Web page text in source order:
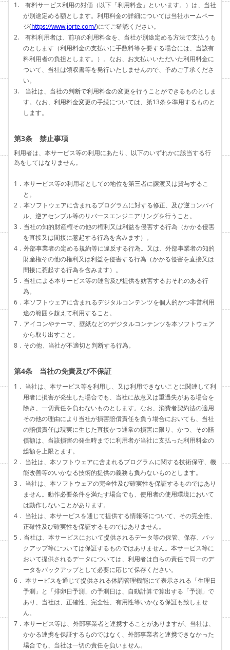
1. 有料サービス利用の対価（以下「利用料金」といいます。）は、当社
が別途定める額とします。利用料金の詳細については当社ホームペー
ジ(https://www.jorte.com/)にてご確認ください。
2. 有料利用者は、前項の利用料金を、当社が別途定める方法で支払うも
のとします（利用料金の支払いに手数料等を要する場合には、当該有
料利用者の負担とします。）。なお、お支払いいただいた利用料金に
ついて、当社は領収書等を発行いたしませんので、予めご了承くださ
い。
3. 当社は、当社の判断で利用料金の変更を行うことができるものとしま
す。なお、利用料金変更の手続については、第13条を準用するものと
します。
第3条 禁止事項
利用者は、本サービス等の利用にあたり、以下のいずれかに該当する行
為をしてはなりません。
1．本サービス等の利用者としての地位を第三者に譲渡又は貸与するこ
と。
2．本ソフトウェアに含まれるプログラムに対する修正、及び逆コンパイ
ル、逆アセンブル等のリバースエンジニアリングを行うこと。
3．当社の知的財産権その他の権利又は利益を侵害する行為（かかる侵害
を直接又は間接に惹起する行為を含みます）。
4．外部事業者の定める規約等に違反する行為。又は、外部事業者の知的
財産権その他の権利又は利益を侵害する行為（かかる侵害を直接又は
間接に惹起する行為を含みます）。
5．当社による本サービス等の運営及び提供を妨害するおそれのある行
為。
6．本ソフトウェアに含まれるデジタルコンテンツを個人的かつ非営利用
途の範囲を超えて利用すること。
7．アイコンやテーマ、壁紙などのデジタルコンテンツを本ソフトウェア
から取り出すこと。
8．その他、当社が不適切と判断する行為。
第4条 当社の免責及び不保証
1． 当社は、本サービス等を利用し、又は利用できないことに関連して利
用者に損害が発生した場合でも、当社に故意又は重過失がある場合を
除き、一切責任を負わないものとします。なお、消費者契約法の適用
その他の理由により当社が損害賠償責任を負う場合においても、当社
の賠償責任は現実に生じた直接かつ通常の損害に限り、かつ、その賠
償額は、当該損害の発生時までに利用者が当社に支払った利用料金の
総額を上限とます。
2． 当社は、本ソフトウェアに含まれるプログラムに関する技術保守、機
能改善等のいかなる技術的提供の義務も負わないものとします。
3． 当社は、本ソフトウェアの完全性及び確実性を保証するものではあり
ません。動作必要条件を満たす場合でも、使用者の使用環境において
は動作しないことがあります。
4． 当社は、本サービスを通じて提供する情報等について、その完全性、
正確性及び確実性を保証するものではありません。
5．当社は、本サービスにおいて提供されるデータ等の保管、保存、バッ
クアップ等については保証するものではありません。本サービス等に
おいて提供されるデータについては、利用者は自らの責任で同一のデ
ータをバックアップとして必要に応じて保存ください。
6． 本サービスを通じて提供される体調管理機能にて表示される「生理日
予測」と「排卵日予測」の予測日は、自動計算で算出する「予測」で
あり、当社は、正確性、完全性、有用性等いかなる保証も致しませ
ん。
7．本サービス等は、外部事業者と連携することがありますが、当社は、
かかる連携を保証するものではなく、外部事業者と連携できなかった
場合でも、当社は一切の責任を負いません。